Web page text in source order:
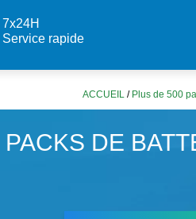
7x24H
Service rapide
ACCUEIL / Plus de 500
DE